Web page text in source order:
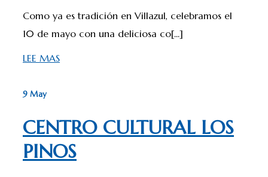
Como ya es tradición en Villazul, celebramos el
10 de mayo con una deliciosa co[...]
LEE MAS
9 May
CENTRO CULTURAL LOS
PINOS